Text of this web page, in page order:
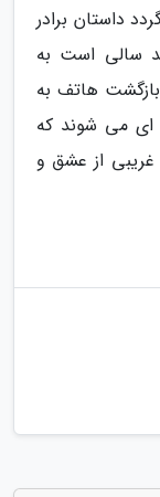
داستان برادر
سالی است به
هاتف به
ای می شوند که
غریبی از عشق و